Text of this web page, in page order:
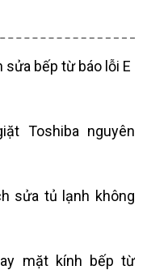
sửa bếp từ báo lỗi E
Toshiba nguyên
sửa tủ lạnh không
mặt kính bếp từ